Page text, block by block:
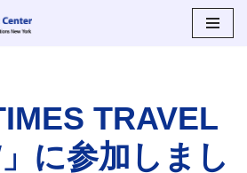
TRAVEL
に参加しまし